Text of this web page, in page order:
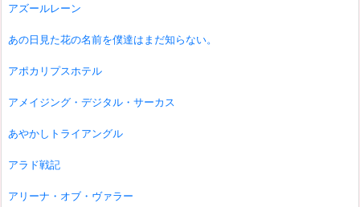
アズールレーン
あの日見た花の名前を僕達はまだ知らない。
アポカリプスホテル
アメイジング・デジタル・サーカス
あやかしトライアングル
アラド戦記
アリーナ・オブ・ヴァラー